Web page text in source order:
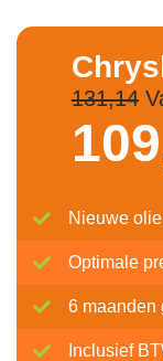
131,14
Nieuwe olie
Optimale
6 maanden
Inclusief